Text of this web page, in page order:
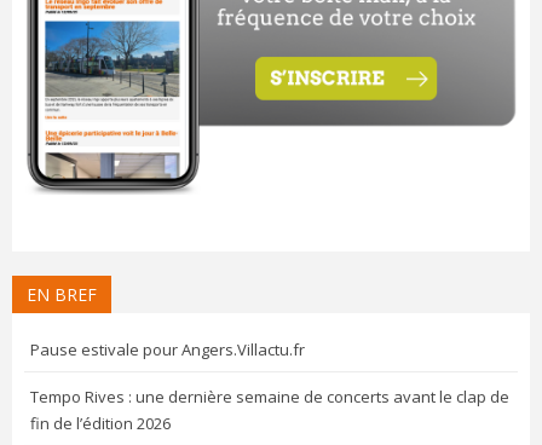
EN BREF
Pause estivale pour Angers.Villactu.fr
Tempo Rives : une dernière semaine de concerts avant le clap de
fin de l’édition 2026